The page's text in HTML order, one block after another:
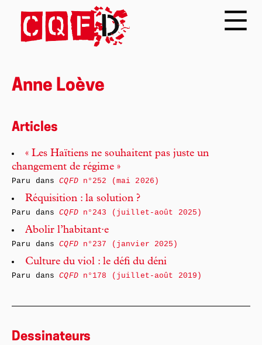
Anne Loève
Articles
« Les Haïtiens ne souhaitent pas juste un
changement de régime »
Paru dansCQFDn°252 (mai 2026)
Réquisition : la solution ?
Paru dansCQFDn°243 (juillet-août 2025)
Abolir l’habitant·e
Paru dansCQFDn°237 (janvier 2025)
Culture du viol : le défi du déni
Paru dansCQFDn°178 (juillet-août 2019)
Dessinateurs